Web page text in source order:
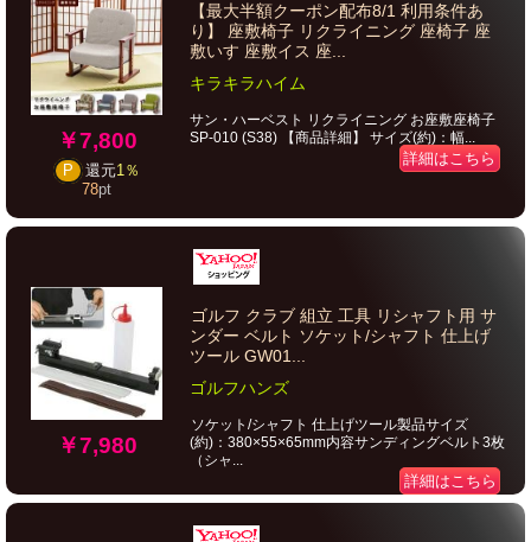
￥7,800
P 還元1％
78pt
【最大半額クーポン配布8/1 利用条件あ
り】 座敷椅子 リクライニング 座椅子 座
敷いす 座敷イス 座...
キラキラハイム
サン・ハーベスト リクライニング お座敷座椅子
SP-010 (S38) 【商品詳細】 サイズ(約)：幅...
詳細はこちら
￥7,980
ゴルフ クラブ 組立 工具 リシャフト用 サ
ンダー ベルト ソケット/シャフト 仕上げ
ツール GW01...
ゴルフハンズ
ソケット/シャフト 仕上げツール製品サイズ
(約)：380×55×65mm内容サンディングベルト3枚
（シャ...
詳細はこちら